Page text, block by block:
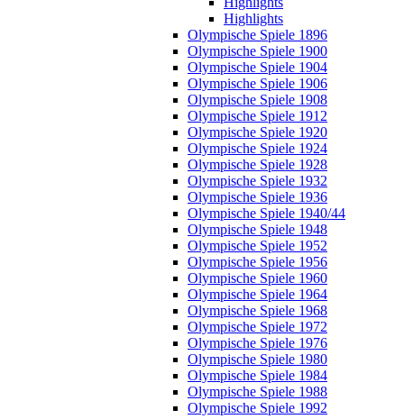
Highlights
Olympische Spiele 1896
Olympische Spiele 1900
Olympische Spiele 1904
Olympische Spiele 1906
Olympische Spiele 1908
Olympische Spiele 1912
Olympische Spiele 1920
Olympische Spiele 1924
Olympische Spiele 1928
Olympische Spiele 1932
Olympische Spiele 1936
Olympische Spiele 1940/44
Olympische Spiele 1948
Olympische Spiele 1952
Olympische Spiele 1956
Olympische Spiele 1960
Olympische Spiele 1964
Olympische Spiele 1968
Olympische Spiele 1972
Olympische Spiele 1976
Olympische Spiele 1980
Olympische Spiele 1984
Olympische Spiele 1988
Olympische Spiele 1992